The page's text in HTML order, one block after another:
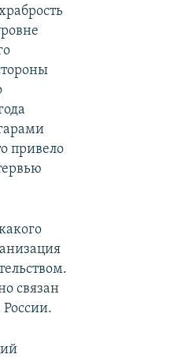
привело
связан